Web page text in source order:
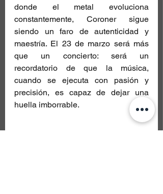
donde el metal evoluciona
constantemente, Coroner sigue
siendo un faro de autenticidad y
maestría. El 23 de marzo será más
que un concierto: será un
recordatorio de que la música,
cuando se ejecuta con pasión y
precisión, es capaz de dejar una
huella imborrable.